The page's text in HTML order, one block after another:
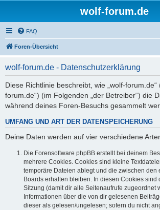
wolf-forum.de
FAQ
Foren-Übersicht
wolf-forum.de - Datenschutzerklärung
Diese Richtlinie beschreibt, wie „wolf-forum.de“
forum.de“) (im Folgenden „der Betreiber“) die
während deines Foren-Besuchs gesammelt
UMFANG UND ART DER DATENSPEICHERUNG
Deine Daten werden auf vier verschiedene
Die Forensoftware phpBB erstellt bei deinem
mehrere Cookies. Cookies sind kleine
temporäre Dateien ablegt und die zwischen den
Boards erhalten bleiben. In diesen Cookies sind
Sitzung (damit dir alle Seitenaufrufe zugeordnet
Informationen über die von dir gelesenen
dieser als gelesen/ungelesen; sofern du nicht